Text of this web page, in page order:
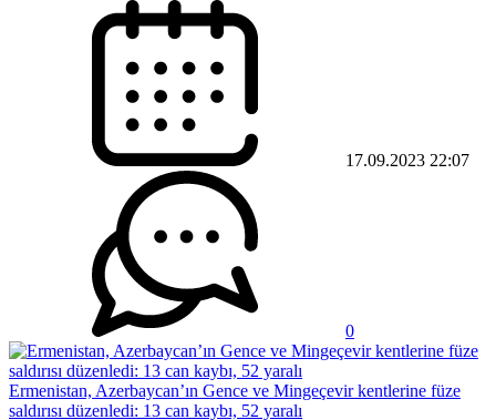
17.09.2023 22:07
0
Ermenistan, Azerbaycan’ın Gence ve Mingeçevir kentlerine füze
saldırısı düzenledi: 13 can kaybı, 52 yaralı